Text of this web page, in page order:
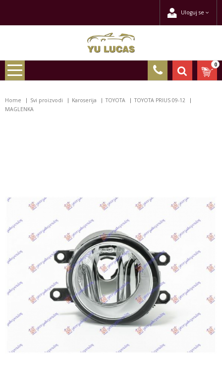
Uloguj se
0
Home Svi proizvodi Karoserija TOYOTA
TOYOTA PRIUS 09-12
MAGLENKA